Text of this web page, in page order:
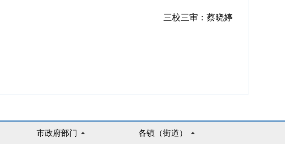
三校三审：蔡晓婷
市政府部门 各镇（街道）